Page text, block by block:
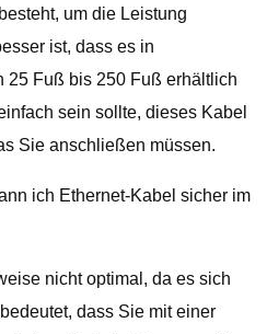
um die Leistung
ist, dass es in
25 Fuß bis 250 Fuß erhältlich
sein sollte, dieses Kabel
Sie anschließen müssen.
ich Ethernet-Kabel sicher im
nicht optimal, da es sich
dass Sie mit einer